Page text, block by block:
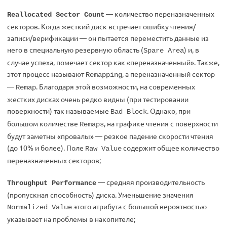
Reallocated Sector Count — количество переназначенных
секторов. Когда жесткий диск встречает ошибку чтения/
записи/верификации — он пытается переместить данные из
него в специальную резервную область (Spare Area) и, в
случае успеха, помечает сектор как «переназначенный». Также,
этот процесс называютRemapping, а переназначенный сектор
— Remap. Благодаря этой возможности, на современных
жестких дисках очень редко видны (при тестировании
поверхности) так называемые Bad Block. Однако, при
большом количестве Remaps, на графике чтения с поверхности
будут заметны «провалы» — резкое падение скорости чтения
(до 10% и более). Поле Raw Valueсодержит общее количество
переназначенных секторов;
Throughput Performance— средняя производительность
(пропускная способность) диска. Уменьшение значения
Normalized Valueэтого атрибута с большой вероятностью
указывает на проблемы в накопителе;